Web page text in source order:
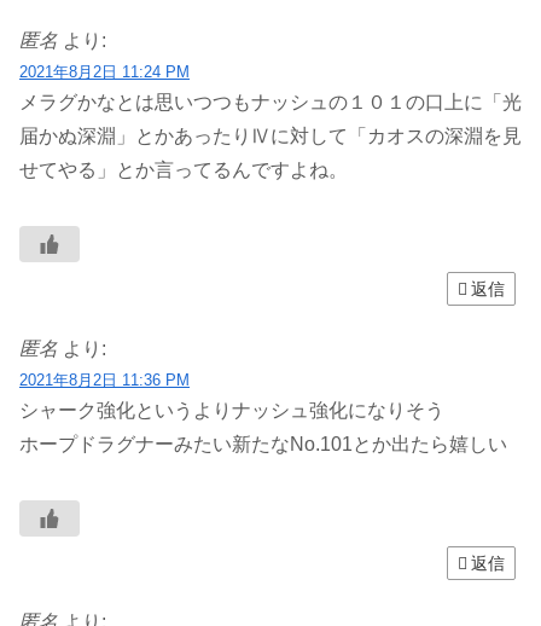
匿名 より:
2021年8月2日 11:24 PM
メラグかなとは思いつつもナッシュの１０１の口上に「光
届かぬ深淵」とかあったりⅣに対して「カオスの深淵を見
せてやる」とか言ってるんですよね。
返信
匿名 より:
2021年8月2日 11:36 PM
シャーク強化というよりナッシュ強化になりそう
ホープドラグナーみたい新たなNo.101とか出たら嬉しい
返信